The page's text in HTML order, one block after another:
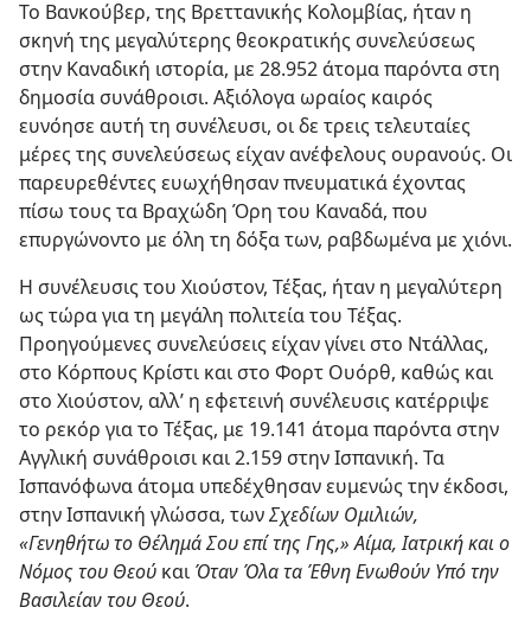
Το Βανκούβερ, της Βρεττανικής Κολομβίας, ήταν η
σκηνή της μεγαλύτερης θεοκρατικής συνελεύσεως
στην Καναδική ιστορία, με 28.952 άτομα παρόντα στη
δημοσία συνάθροισι. Αξιόλογα ωραίος καιρός
ευνόησε αυτή τη συνέλευσι, οι δε τρεις τελευταίες
μέρες της συνελεύσεως είχαν ανέφελους ουρανούς. Οι
παρευρεθέντες ευωχήθησαν πνευματικά έχοντας
πίσω τους τα Βραχώδη Όρη του Καναδά, που
επυργώνοντο με όλη τη δόξα των, ραβδωμένα με χιόνι.
Η συνέλευσις του Χιούστον, Τέξας, ήταν η μεγαλύτερη
ως τώρα για τη μεγάλη πολιτεία του Τέξας.
Προηγούμενες συνελεύσεις είχαν γίνει στο Ντάλλας,
στο Κόρπους Κρίστι και στο Φορτ Ουόρθ, καθώς και
στο Χιούστον, αλλ’ η εφετεινή συνέλευσις κατέρριψε
το ρεκόρ για το Τέξας, με 19.141 άτομα παρόντα στην
Αγγλική συνάθροισι και 2.159 στην Ισπανική. Τα
Ισπανόφωνα άτομα υπεδέχθησαν ευμενώς την έκδοσι,
στην Ισπανική γλώσσα, τωνΣχεδίων Ομιλιών,
«Γενηθήτω το Θέλημά Σου επί της Γης,» Αίμα, Ιατρική και ο
Νόμος του Θεού και Όταν Όλα τα Έθνη Ενωθούν Υπό την
Βασιλείαν του Θεού.